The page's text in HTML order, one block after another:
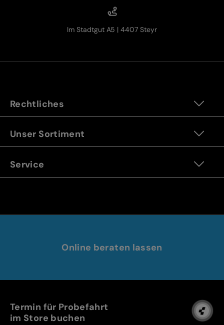
Im Stadtgut A5 | 4407 Steyr
Rechtliches
Unser Sortiment
Service
Online beraten lassen
Termin für Probefahrt
im Store buchen